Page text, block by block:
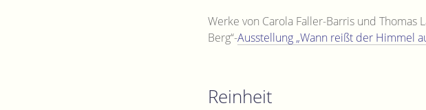
Werke von Carola Faller-Barris und
Berg“-Ausstellung „Wann reißt der Himmel
Reinheit